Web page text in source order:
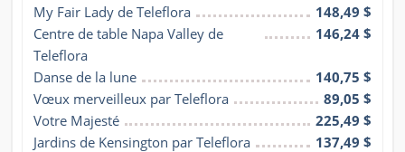
My Fair Lady de Teleflora
148,49 $
Centre de table Napa Valley de
Teleflora
146,24 $
Danse de la lune
140,75 $
Vœux merveilleux par Teleflora
89,05 $
Votre Majesté
225,49 $
Jardins de Kensington par Teleflora
137,49 $